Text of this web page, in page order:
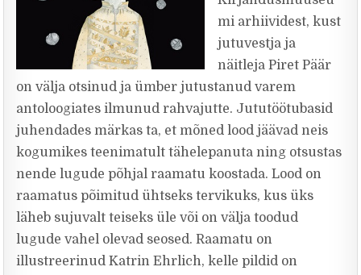
mi arhiividest, kust
jutuvestja ja
näitleja Piret Päär
on välja otsinud ja ümber jutustanud varem
antoloogiates ilmunud rahvajutte. Jututöötubasid
juhendades märkas ta, et mõned lood jäävad neis
kogumikes teenimatult tähelepanuta ning otsustas
nende lugude põhjal raamatu koostada. Lood on
raamatus põimitud ühtseks tervikuks, kus üks
läheb sujuvalt teiseks üle või on välja toodud
lugude vahel olevad seosed. Raamatu on
illustreerinud Katrin Ehrlich, kelle pildid on